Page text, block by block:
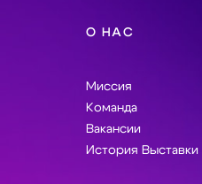
О НАС
Миссия
Команда
Вакансии
История Выставки